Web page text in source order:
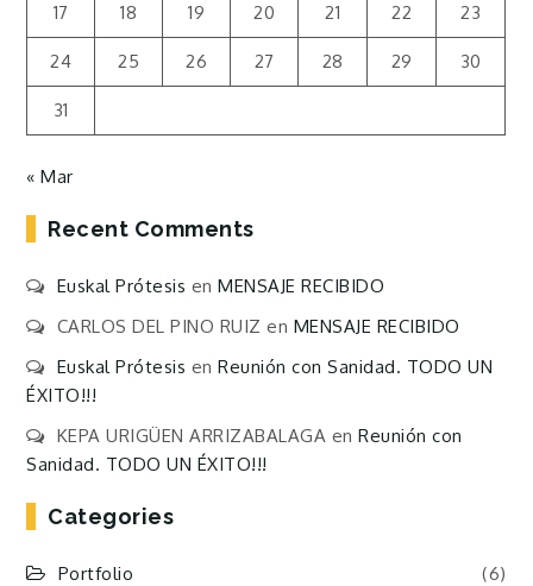
17 18 19 20 21 22 23
24 25 26 27 28 29 30
31
« Mar
Recent Comments
Euskal Prótesis enMENSAJE RECIBIDO
CARLOS DEL PINO RUIZ en MENSAJE RECIBIDO
Euskal Prótesis enReunión con Sanidad. TODO UN
ÉXITO!!!
KEPA URIGÜEN ARRIZABALAGA enReunión con
Sanidad. TODO UN ÉXITO!!!
Categories
Portfolio (6)